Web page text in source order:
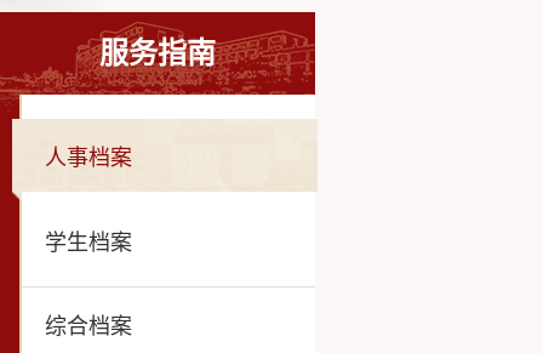
服务指南
人事档案
学生档案
综合档案